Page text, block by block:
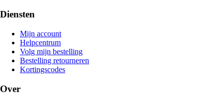
Diensten
Mijn account
Helpcentrum
Volg mijn bestelling
Bestelling retourneren
Kortingscodes
Over